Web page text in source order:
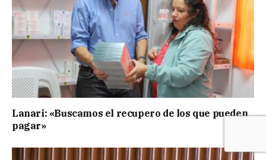
Lanari: «Buscamos el recupero de los que pueden
pagar»